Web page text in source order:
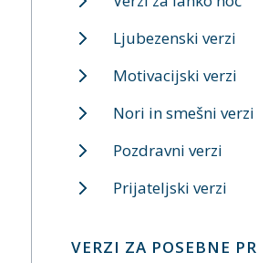
Ljubezenski verzi
Motivacijski verzi
Nori in smešni verzi
Pozdravni verzi
Prijateljski verzi
VERZI ZA POSEBNE